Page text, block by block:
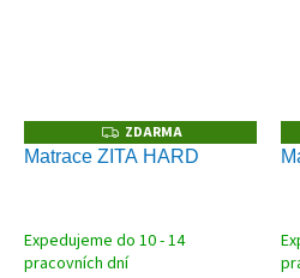
Z
D
A
ZDARMA
Matrace ZITA HARD
Expedujeme do 10 - 14
pracovních dní